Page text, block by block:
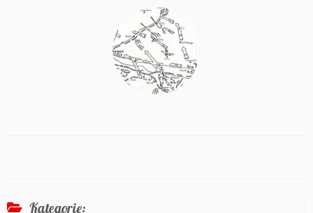
Kategorie: